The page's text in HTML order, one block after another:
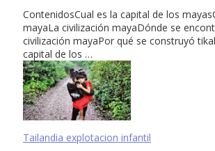
ContenidosCual es la capital de los
mayaLa civilización mayaDónde se
civilización mayaPor qué se construyó
capital de los …
Tailandia explotacion infantil